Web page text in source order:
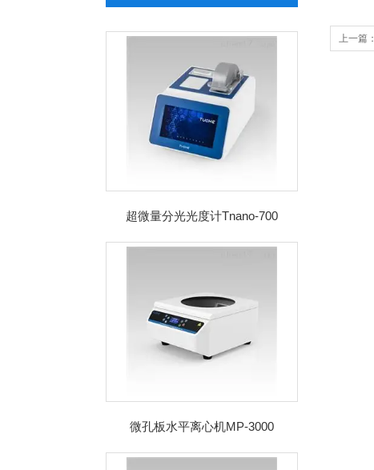
超微量分光光度计Tnano-700
微孔板水平离心机MP-3000
上一篇：